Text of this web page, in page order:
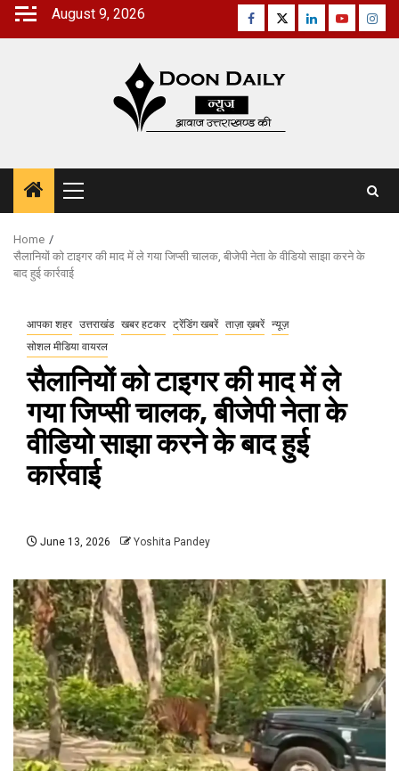
Skip
August 9, 2026 Facebook
TwitterLinkedinYoutube
Primary
Menu
Home
सैलानियों को टाइगर की माद में ले गया जिप्सी चालक, बीजेपी नेता के वीडियो साझा करने के
बाद हुई कार्रवाई
आपका शहर उत्तराखंड खबर हटकर ट्रेंडिंग खबरें ताज़ा ख़बरें न्यूज़
सोशल मीडिया वायरल
सैलानियों को टाइगर की माद में ले
गया जिप्सी चालक, बीजेपी नेता के
वीडियो साझा करने के बाद हुई
कार्रवाई
June 13, 2026 Yoshita Pandey